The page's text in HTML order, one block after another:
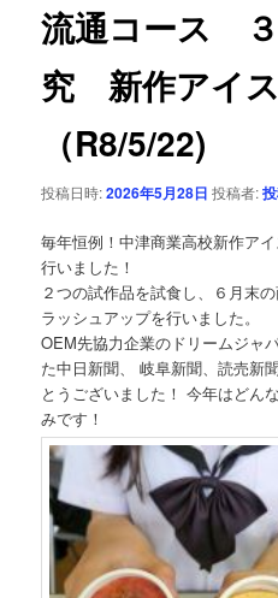
ン
ツ
へ
移
動
流通コース
究 新作アイ
（R8/5/22)
投稿日時:2026年5月28日 投稿者:
毎年恒例！中津商業高校新作ア
行いました！
２つの試作品を試食し、６月末
ラッシュアップを行いました。
OEM先協力企業のドリームジャ
た中日新聞、 岐阜新聞、読売新
とうございました！ 今年はどん
みです！